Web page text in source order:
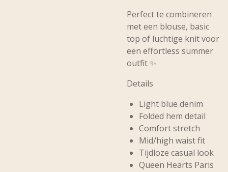
Perfect te combineren
met een blouse, basic
top of luchtige knit voor
een effortless summer
outfit ✨
Details
Light blue denim
Folded hem detail
Comfort stretch
Mid/high waist fit
Tijdloze casual look
Queen Hearts Paris